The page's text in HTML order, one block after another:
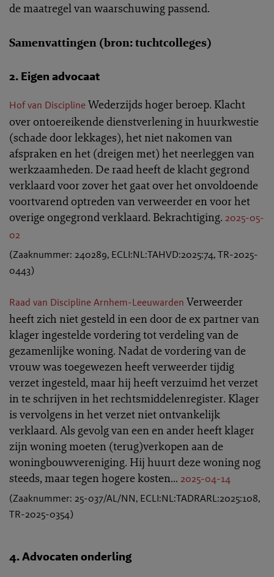
de maatregel van waarschuwing passend.
Samenvattingen (bron: tuchtcolleges)
2. Eigen advocaat
Hof van DisciplineWederzijds hoger beroep. Klacht
over ontoereikende dienstverlening in huurkwestie
(schade door lekkages), het niet nakomen van
afspraken en het (dreigen met) het neerleggen van
werkzaamheden. De raad heeft de klacht gegrond
verklaard voor zover het gaat over het onvoldoende
voortvarend optreden van verweerder en voor het
overige ongegrond verklaard. Bekrachtiging. 2025-05-
02
(Zaaknummer: 240289, ECLI:NL:TAHVD:2025:74, TR-2025-
0443)
Raad van Discipline Arnhem-Leeuwarden Verweerder
heeft zich niet gesteld in een door de ex partner van
klager ingestelde vordering tot verdeling van de
gezamenlijke woning. Nadat de vordering van de
vrouw was toegewezen heeft verweerder tijdig
verzet ingesteld, maar hij heeft verzuimd het verzet
in te schrijven in het rechtsmiddelenregister. Klager
is vervolgens in het verzet niet ontvankelijk
verklaard. Als gevolg van een en ander heeft klager
zijn woning moeten (terug)verkopen aan de
woningbouwvereniging. Hij huurt deze woning nog
steeds, maar tegen hogere kosten... 2025-04-14
(Zaaknummer: 25-037/AL/NN, ECLI:NL:TADRARL:2025:108,
TR-2025-0354)
4. Advocaten onderling